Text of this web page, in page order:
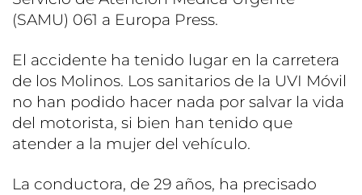
(SAMU) 061 a Europa Press.
El accidente ha tenido lugar en la carretera
de los Molinos. Los sanitarios de la UVI Móvil
no han podido hacer nada por salvar la vida
del motorista, si bien han tenido que
atender a la mujer del vehículo.
La conductora, de 29 años, ha precisado